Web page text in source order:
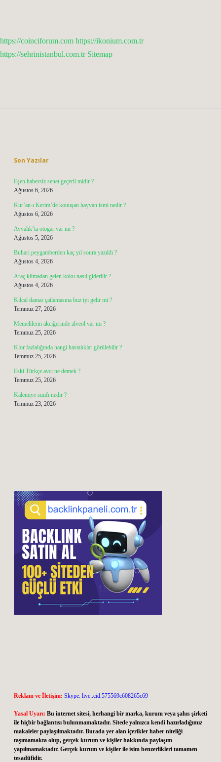
https://coinciforum.com https://ikonium.com.tr
https://sehrinistanbul.com.tr Sitemap
Son Yazılar
Eşen habersiz senet geçerli midir ?
Ağustos 6, 2026
Kur’an-ı Kerim’de konuşan hayvan ismi nedir ?
Ağustos 6, 2026
Ayvalık’ta otogar var mı ?
Ağustos 5, 2026
Buhari peygamberden kaç yıl sonra yazıldı ?
Ağustos 4, 2026
Araç klimadan gelen koku nasıl giderilir ?
Ağustos 4, 2026
Kılcal damar çatlamasına buz iyi gelir mi ?
Temmuz 27, 2026
Memelilerin akciğerinde alveol var mı ?
Temmuz 25, 2026
Klor fazlalığında hangi hastalıklar görülebilir ?
Temmuz 25, 2026
Eski Türkçe avcı ne demek ?
Temmuz 25, 2026
Kalemiye sınıfı nedir ?
Temmuz 23, 2026
Reklam ve İletişim: Skype: live:.cid.575569c608265c69
Yasal Uyarı: Bu internet sitesi, herhangi bir marka, kurum veya şahıs şirketi
ile hiçbir bağlantısı bulunmamaktadır. Sitede yalnızca kendi hazırladığımız
makaleler paylaşılmaktadır. Burada yer alan içerikler haber niteliği
taşımamakta olup, gerçek kurum ve kişiler hakkında paylaşım
yapılmamaktadır. Gerçek kurum ve kişiler ile isim benzerlikleri tamamen
tesadüfidir.